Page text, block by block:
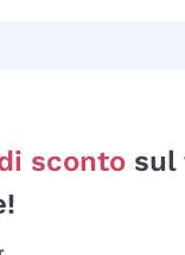
sconto sul